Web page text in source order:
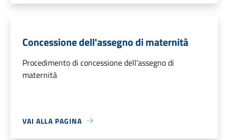
Concessione dell'assegno di maternità
Procedimento di concessione dell'assegno di
maternità
VAI ALLA PAGINA